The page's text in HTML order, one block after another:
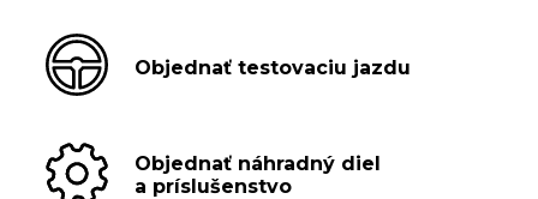
Objednať testovaciu jazdu
Objednať náhradný diel
a príslušenstvo